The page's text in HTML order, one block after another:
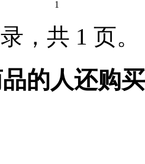
1
，共 1 页。
的人还购